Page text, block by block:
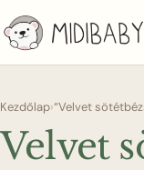
Kezdőlap›“Velvet
Velvet